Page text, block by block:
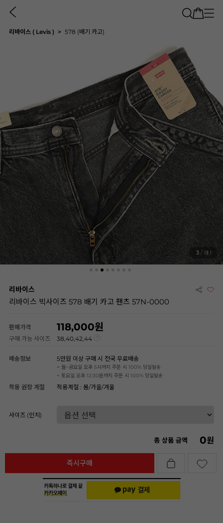
리바이스 ( Levis ) 578 (배기 카고)
3 / 8
리바이스
리바이스 빅사이즈 578 배기 카고 팬츠 57N-0000
판매가격 118,000
구매 가능 사이즈 38,40,42,44
배송정보 5만원 이상 구매 시 전국 무료배송
+ 월~금요일 오후 5시까지 주문 시 100% 당일발송
+ 토요일 오후 12:30분까지 주문 시 100% 당일발송
착용 권장 계절 적용계절 : 봄/가을/겨울
사이즈 (인치)
총 상품 금액 0원
즉시구매